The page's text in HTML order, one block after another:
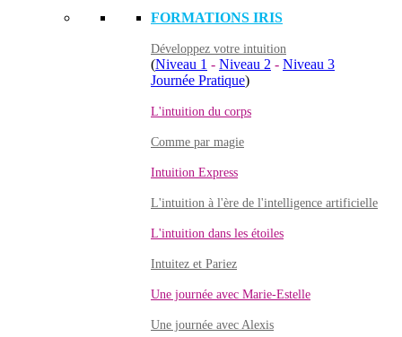
FORMATIONS IRIS
Développez votre intuition
(Niveau 1 - Niveau 2 - Niveau 3
Journée Pratique)
L'intuition du corps
Comme par magie
Intuition Express
L'intuition à l'ère de l'intelligence artificielle
L'intuition dans les étoiles
Intuitez et Pariez
Une journée avec Marie-Estelle
Une journée avec Alexis